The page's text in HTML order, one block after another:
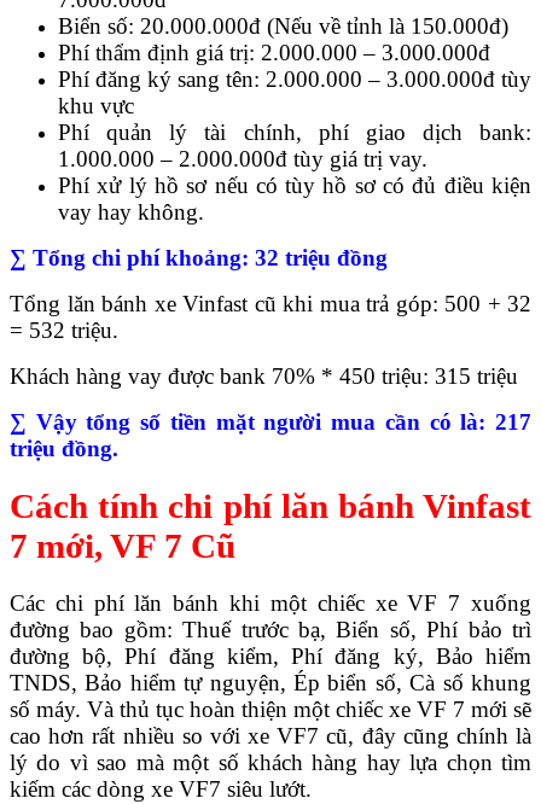
Biển số: 20.000.000đ (Nếu về tỉnh là 150.000đ)
Phí thẩm định giá trị: 2.000.000 – 3.000.000đ
Phí đăng ký sang tên: 2.000.000 – 3.000.000đ tùy
khu vực
Phí quản lý tài chính, phí giao dịch bank:
1.000.000 – 2.000.000đ tùy giá trị vay.
Phí xử lý hồ sơ nếu có tùy hồ sơ có đủ điều kiện
vay hay không.
∑ Tổng chi phí khoảng: 32 triệu đồng
Tổng lăn bánh xe Vinfast cũ khi mua trả góp: 500 + 32
= 532 triệu.
Khách hàng vay được bank 70% * 450 triệu: 315 triệu
∑ Vậy tổng số tiền mặt người mua cần có là: 217
triệu đồng.
Cách tính chi phí lăn bánh Vinfast
7 mới, VF 7 Cũ
Các chi phí lăn bánh khi một chiếc xe VF 7 xuống
đường bao gồm: Thuế trước bạ, Biển số, Phí bảo trì
đường bộ, Phí đăng kiểm, Phí đăng ký, Bảo hiểm
TNDS, Bảo hiểm tự nguyện, Ép biển số, Cà số khung
số máy. Và thủ tục hoàn thiện một chiếc xe VF 7 mới sẽ
cao hơn rất nhiều so với xe VF7 cũ, đây cũng chính là
lý do vì sao mà một số khách hàng hay lựa chọn tìm
kiếm các dòng xe VF7 siêu lướt.